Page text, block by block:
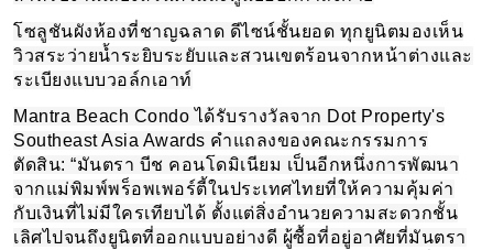
โซลูชันผังห้องที่ชาญฉลาด ดีไซน์ชั้นยอด ทุกยูนิตมองเห็น
วิวสระว่ายน้ำระยิบระยับและสวนเขตร้อนจากหน้าต่างและ
ระเบียงแบบวอล์กเอาท์
Mantra Beach Condo ได้รับรางวัลจาก Dot Property's
Southeast Asia Awards คำแถลงของคณะกรรมการ
ตัดสิน: “มันตรา บีช คอนโดมิเนียม เป็นอีกหนึ่งการพัฒนา
จากแม่พิมพ์พร็อพเพอร์ตี้ในประเทศไทยที่ให้ความคุ้มค่า
กับเงินที่ไม่มีใครเทียบได้ ตั้งแต่สิ่งอำนวยความสะดวกชั้น
เลิศไปจนถึงยูนิตที่ออกแบบอย่างดี ผู้ซื้อที่อยู่อาศัยที่มันตรา